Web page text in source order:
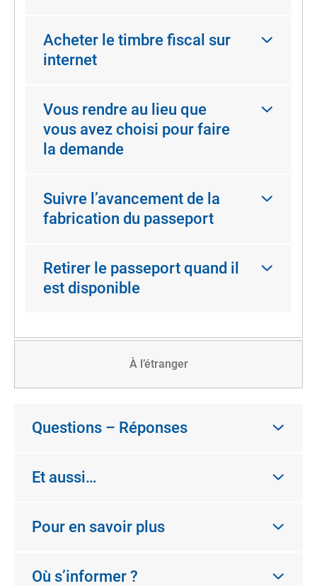
Acheter le timbre fiscal sur
internet
Vous rendre au lieu que
vous avez choisi pour faire
la demande
Suivre l’avancement de la
fabrication du passeport
Retirer le passeport quand il
est disponible
À l’étranger
Questions – Réponses
Et aussi…
Pour en savoir plus
Où s’informer ?